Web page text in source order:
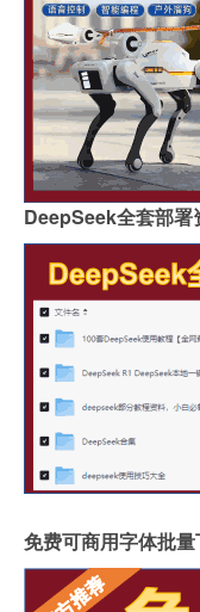
DeepSeek全套部署
免费可商用字体批